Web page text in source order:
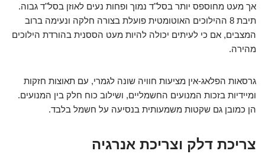
אך מעט מחוספס יותר בסל"ד נמוך ופחות נעים לאוזן בסל"ד גבוה.
תיבת 8 ההילוכים האוטומטית פועלת בצורה חלקה ונעימה ברוב
המצבים, אם כי לעיתים יכולה להיות מעט הססנית בהורדת הילוכים
מהירה.
גרסאות הפלאג-אין מציעות חוויה שונה לגמרי, עם תאוצות חזקות
ומיידיות בזכות המנועים החשמליים, ושילוב כוח חלק בין המנועים.
הן כמובן גם שקטות משמעותית בנסיעה על חשמל בלבד.
צריכת דלק וצריכת אנרגיה